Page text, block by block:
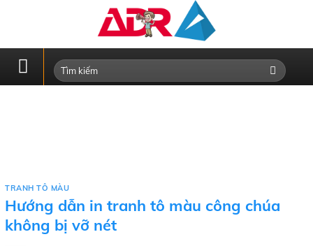
TRANH TÔ MÀU
Hướng dẫn in tranh tô màu công chúa
không bị vỡ nét